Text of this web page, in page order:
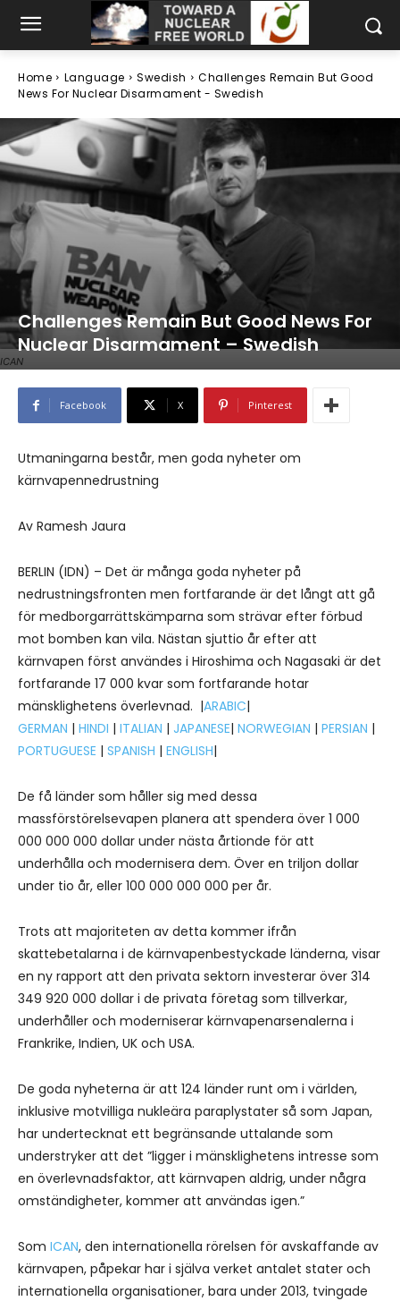
Home Language Swedish
Challenges Remain But Good
News For Nuclear Disarmament - Swedish
ICAN
Challenges Remain But Good News For
Nuclear Disarmament – Swedish
Facebook X Pinterest
Utmaningarna består, men goda nyheter om
kärnvapennedrustning
Av Ramesh Jaura
BERLIN (IDN) – Det är många goda nyheter på
nedrustningsfronten men fortfarande är det långt att gå
för medborgarrättskämparna som strävar efter förbud
mot bomben kan vila. Nästan sjuttio år efter att
kärnvapen först användes i Hiroshima och Nagasaki är det
fortfarande 17 000 kvar som fortfarande hotar
mänsklighetens överlevnad. |ARABIC|
GERMAN | HINDI | ITALIAN | JAPANESE| NORWEGIAN | PERSIAN |
PORTUGUESE | SPANISH | ENGLISH|
De få länder som håller sig med dessa
massförstörelsevapen planera att spendera över 1 000
000 000 000 dollar under nästa årtionde för att
underhålla och modernisera dem. Över en triljon dollar
under tio år, eller 100 000 000 000 per år.
Trots att majoriteten av detta kommer ifrån
skattebetalarna i de kärnvapenbestyckade länderna, visar
en ny rapport att den privata sektorn investerar över 314
349 920 000 dollar i de privata företag som tillverkar,
underhåller och moderniserar kärnvapenarsenalerna i
Frankrike, Indien, UK och USA.
De goda nyheterna är att 124 länder runt om i världen,
inklusive motvilliga nukleära paraplystater så som Japan,
har undertecknat ett begränsande uttalande som
understryker att det ”ligger i mänsklighetens intresse som
en överlevnadsfaktor, att kärnvapen aldrig, under några
omständigheter, kommer att användas igen.”
Som ICAN, den internationella rörelsen för avskaffande av
kärnvapen, påpekar har i själva verket antalet stater och
internationella organisationer, bara under 2013, tvingade